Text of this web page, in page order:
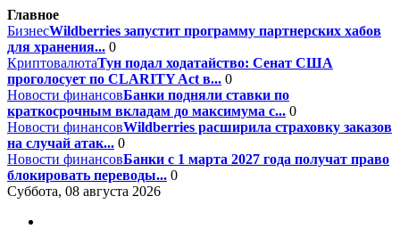
Главное
БизнесWildberries запустит программу партнерских хабов
для хранения... 0
КриптовалютаТун подал ходатайство: Сенат США
проголосует по CLARITY Act в... 0
Новости финансовБанки подняли ставки по
краткосрочным вкладам до максимума с... 0
Новости финансовWildberries расширила страховку заказов
на случай атак... 0
Новости финансовБанки с 1 марта 2027 года получат право
блокировать переводы... 0
Суббота, 08 августа 2026